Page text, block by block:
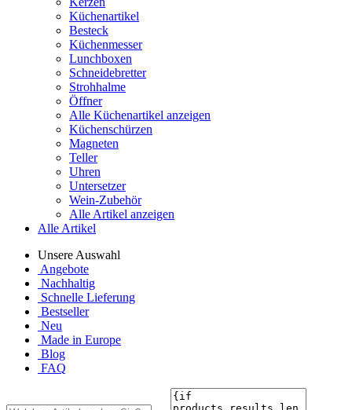
Küchenartikel
Besteck
Küchenmesser
Lunchboxen
Schneidebretter
Strohhalme
Öffner
Alle Küchenartikel anzeigen
Küchenschürzen
Magneten
Teller
Uhren
Untersetzer
Wein-Zubehör
Alle Artikel anzeigen
Alle Artikel
Unsere Auswahl
Angebote
Nachhaltig
Schnelle Lieferung
Bestseller
Neu
Made in Europe
Blog
FAQ